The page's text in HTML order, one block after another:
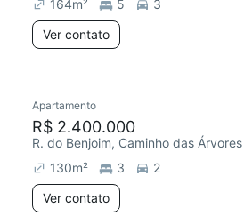
164m² 5
3
Ver contato
Apartamento
R$ 2.400.000
R. do Benjoim, Caminho das Árvores
130m² 3
2
Ver contato